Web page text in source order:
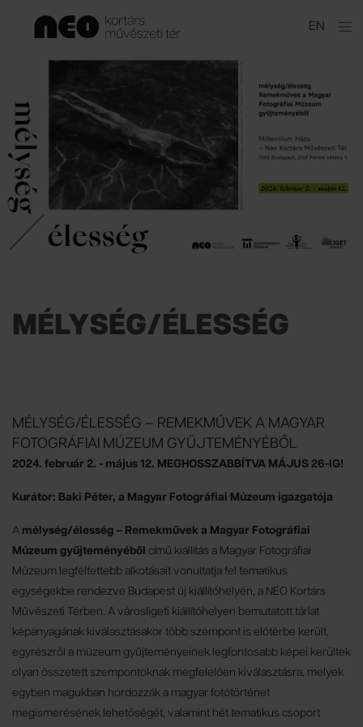
EN
tartalomhoz
MÉLYSÉG/ÉLESSÉG
MÉLYSÉG/ÉLESSÉG – REMEKMŰVEK A MAGYAR
FOTOGRÁFIAI MÚZEUM GYŰJTEMÉNYÉBŐL
2024. február 2. - május 12. MEGHOSSZABBÍTVA MÁJUS 26-IG!
Kurátor: Baki Péter, a Magyar Fotográfiai Múzeum igazgatója
A mélység/élesség – Remekművek a Magyar Fotográfiai
Múzeum gyűjteményéből című kiállítás a Magyar Fotográfiai
Múzeum legféltettebb alkotásait vonultatja fel tematikus
egységekbe rendezve Budapest új kiállítóhelyén, a NEO Kortárs
Művészeti Térben. A városligeti kiállítóhelyen bemutatott tárlat
képanyagának kiválasztásakor több szempont is előtérbe került,
egyrészről a múzeum gyűjteményeinek legfontosabb képei kerültek
olyan összetett szempontoknak megfelelően kiválasztásra, melyek
egyben magukban hordozzák a magyar fotótörténet
megismerésének lehetőségét, valamint hét tematikus csoport